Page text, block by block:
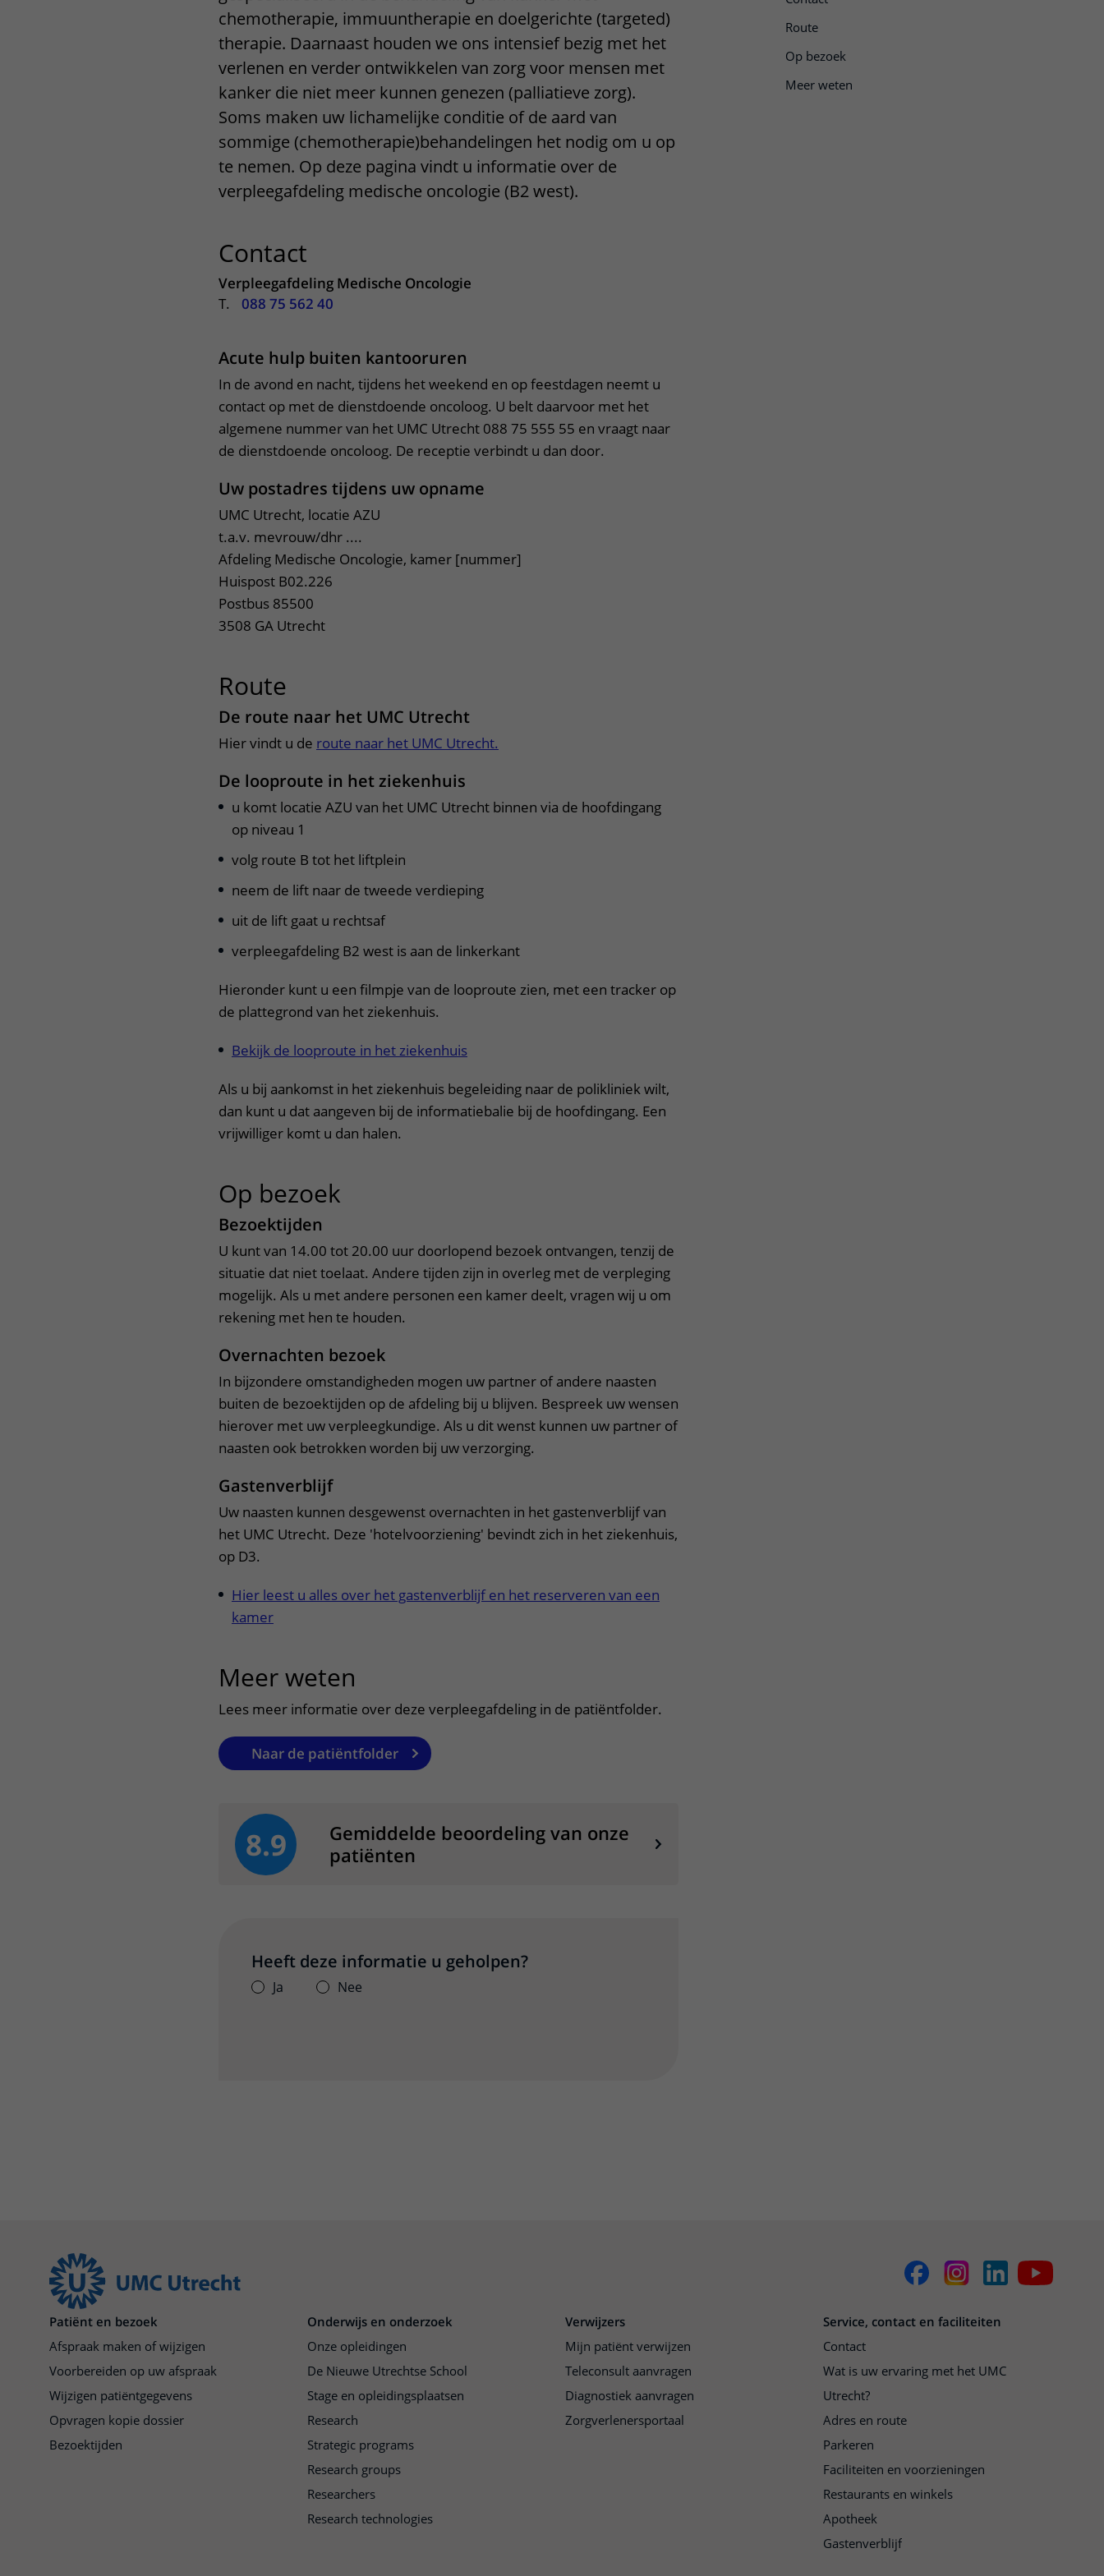
Bezoektijden
Wijzigen patiëntgegevens
Contact met verpleegafdeling
Kinderziekenhuis
Route
Op bezoek
Meer weten
chemotherapie, immuuntherapie en doelgerichte (targeted)
therapie. Daarnaast houden we ons intensief bezig met het
verlenen en verder ontwikkelen van zorg voor mensen met
kanker die niet meer kunnen genezen (palliatieve zorg).
Soms maken uw lichamelijke conditie of de aard van
sommige (chemotherapie)behandelingen het nodig om u op
te nemen. Op deze pagina vindt u informatie over de
verpleegafdeling medische oncologie (B2 west).
Contact
Verpleegafdeling Medische Oncologie
T.
088 75 562 40
Acute hulp buiten kantooruren
In de avond en nacht, tijdens het weekend en op feestdagen neemt u
contact op met de dienstdoende oncoloog. U belt daarvoor met het
algemene nummer van het UMC Utrecht 088 75 555 55 en vraagt naar
de dienstdoende oncoloog. De receptie verbindt u dan door.
Uw postadres tijdens uw opname
UMC Utrecht, locatie AZU
t.a.v. mevrouw/dhr ....
Afdeling Medische Oncologie, kamer [nummer]
Huispost B02.226
Postbus 85500
3508 GA Utrecht
Route
De route naar het UMC Utrecht
Hier vindt u de route naar het UMC Utrecht.
De looproute in het ziekenhuis
u komt locatie AZU van het UMC Utrecht binnen via de hoofdingang
op niveau 1
volg route B tot het liftplein
neem de lift naar de tweede verdieping
uit de lift gaat u rechtsaf
verpleegafdeling B2 west is aan de linkerkant
Hieronder kunt u een filmpje van de looproute zien, met een tracker op
de plattegrond van het ziekenhuis.
Bekijk de looproute in het ziekenhuis
Als u bij aankomst in het ziekenhuis begeleiding naar de polikliniek wilt,
dan kunt u dat aangeven bij de informatiebalie bij de hoofdingang. Een
vrijwilliger komt u dan halen.
Op bezoek
Bezoektijden
U kunt van 14.00 tot 20.00 uur doorlopend bezoek ontvangen, tenzij de
situatie dat niet toelaat. Andere tijden zijn in overleg met de verpleging
mogelijk. Als u met andere personen een kamer deelt, vragen wij u om
rekening met hen te houden.
Overnachten bezoek
In bijzondere omstandigheden mogen uw partner of andere naasten
buiten de bezoektijden op de afdeling bij u blijven. Bespreek uw wensen
hierover met uw verpleegkundige. Als u dit wenst kunnen uw partner of
naasten ook betrokken worden bij uw verzorging.
Gastenverblijf
Uw naasten kunnen desgewenst overnachten in het gastenverblijf van
het UMC Utrecht. Deze 'hotelvoorziening' bevindt zich in het ziekenhuis,
op D3.
Hier leest u alles over het gastenverblijf en het reserveren van een
kamer
Meer weten
Lees meer informatie over deze verpleegafdeling in de patiëntfolder.
Naar de patiëntfolder
8.9
Gemiddelde beoordeling van onze
patiënten
Heeft deze informatie u geholpen?
Ja Nee
Patiënt en bezoek
Afspraak maken of wijzigen
Voorbereiden op uw afspraak
Wijzigen patiëntgegevens
Opvragen kopie dossier
Bezoektijden
Onderwijs en onderzoek
Onze opleidingen
De Nieuwe Utrechtse School
Stage en opleidingsplaatsen
Research
Strategic programs
Research groups
Researchers
Research technologies
Verwijzers
Mijn patiënt verwijzen
Teleconsult aanvragen
Diagnostiek aanvragen
Zorgverlenersportaal
Service, contact en faciliteiten
Contact
Wat is uw ervaring met het UMC
Utrecht?
Adres en route
Parkeren
Faciliteiten en voorzieningen
Restaurants en winkels
Apotheek
Gastenverblijf